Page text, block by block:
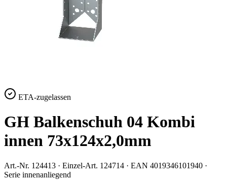
ETA-zugelassen
GH Balkenschuh 04 Kombi
innen 73x124x2,0mm
Art.-Nr. 124413 · Einzel-Art. 124714 · EAN 4019346101940 ·
Serie innenanliegend